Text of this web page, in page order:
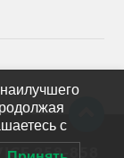
258-858
с